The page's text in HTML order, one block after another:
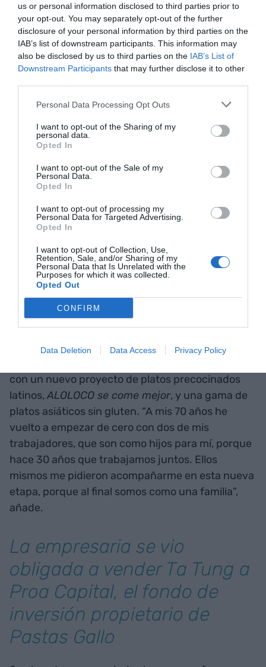
us or personal information disclosed to third parties prior to
your opt-out. You may separately opt-out of the further
disclosure of your personal information by third parties on the
IAB’s list of downstream participants. This information may
also be disclosed by us to third parties on the IAB’s List of
Downstream Participants that may further disclose it to other
Personal Data Processing Opt Outs
I want to opt-out of the Sharing of my
personal data.
Opted In
I want to opt-out of the Sale of my
Personal Data.
Opted In
I want to opt-out of processing my
Personal Data for Targeted Advertising.
Opted In
I want to opt-out of Collection, Use,
Retention, Sale, and/or Sharing of my
Personal Data that Is Unrelated with the
Purposes for which it was collected.
Opted Out
CONFIRM
Data Deletion Data Access Privacy Policy
Pero en 2020 todo cambió. “La covid-19 me
arruinó”, confiesa Ly. “Más de la mitad de la
plantilla estaba en casa por miedo al contagio,
mientras los supermercados no dejaban de pedir
más producto”, añade.
De la venta de Ta Tung a
ALOLOCO: Ly inicia una
nueva etapa a los 70 años
A raíz de esta difícil situación, cuando la compañía
vio obligada a vender Ta Tung a Proa Capital, el
fondo de inversión propietario de
contrato de venta incluía la incorporación de Ly a
la junta de negocio y al departamento de I+D
como creadora de producto, así como un contrato
blindado de tres años que le impedía hacer la
competencia.
Ly ha resurgido como el ave fénix y revela que
con un nuevo proyecto de platos precocinados
latinos,ALOLOCO se come mejor, y una gama de
platos asiáticos sin gluten. “A mis 70 años he
vuelto a empezar de cero con dos de mis
trabajadores, que son como hijos para mí, porque
hace 30 años que trabajamos juntos. Ellos
mismos me pidieron acompañarme en esta nueva
etapa, porque al final somos como una familia”,
añade.
La empresaria se vio
obligada a vender Ta Tung a
Proa Capital, el fondo de
inversión propietario de
Pastas Gallo